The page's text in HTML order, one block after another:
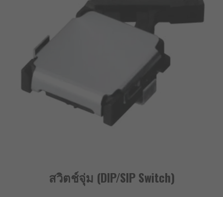
สวิตช์จุ่ม (DIP/SIP Switch)